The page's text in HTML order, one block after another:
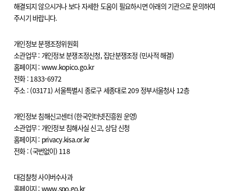
해결되지 않으시거나 보다 자세한 도움이 필요하시면 아래의 기관으로 문의하여
주시기 바랍니다.
개인정보 분쟁조정위원회
소관업무 : 개인정보 분쟁조정신청, 집단분쟁조정 (민사적 해결)
홈페이지 : www.kopico.go.kr
전화 : 1833-6972
주소 : (03171) 서울특별시 종로구 세종대로 209 정부서울청사 12층
개인정보 침해신고센터 (한국인터넷진흥원 운영)
소관업무 : 개인정보 침해사실 신고, 상담 신청
홈페이지 : privacy.kisa.or.kr
전화 : (국번없이) 118
대검찰청 사이버수사과
홈페이지 : www.spo.go.kr